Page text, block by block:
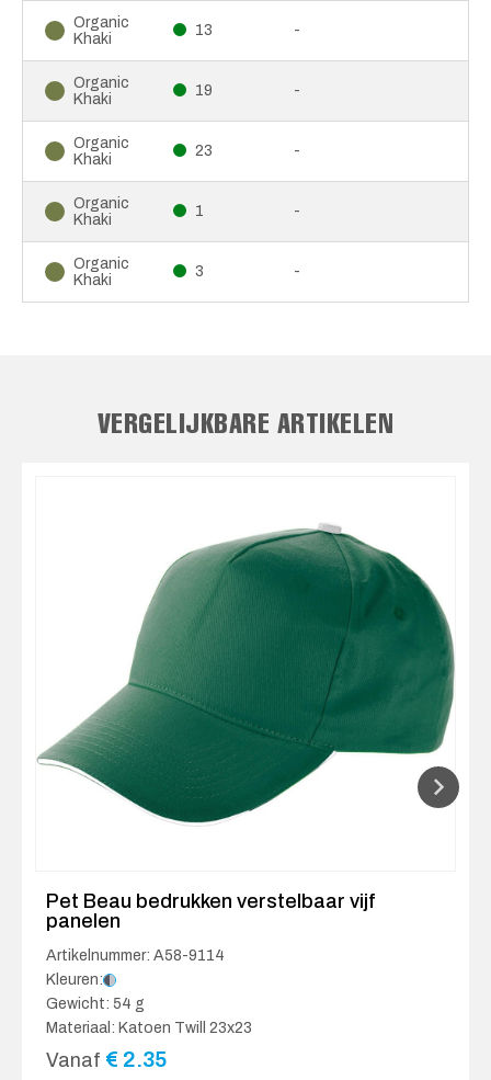
Organic
Khaki
13 -
Organic
Khaki
19 -
Organic
Khaki
23 -
Organic
Khaki
1 -
Organic
Khaki
3 -
VERGELIJKBARE ARTIKELEN
Pet Beau bedrukken verstelbaar vijf
panelen
Artikelnummer: A58-9114
Kleuren:
Gewicht: 54 g
Materiaal: Katoen Twill 23x23
Vanaf € 2.35